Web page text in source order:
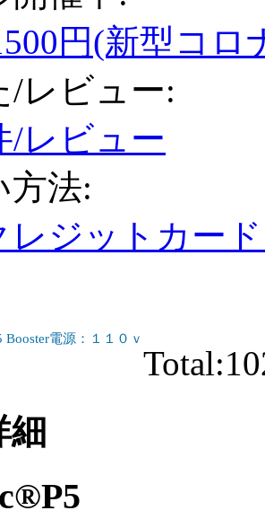
円(新型コロ
/レビュー:
/レビュー
方法:
レジットカー
Booster電源：１１０ｖ
Total:
細